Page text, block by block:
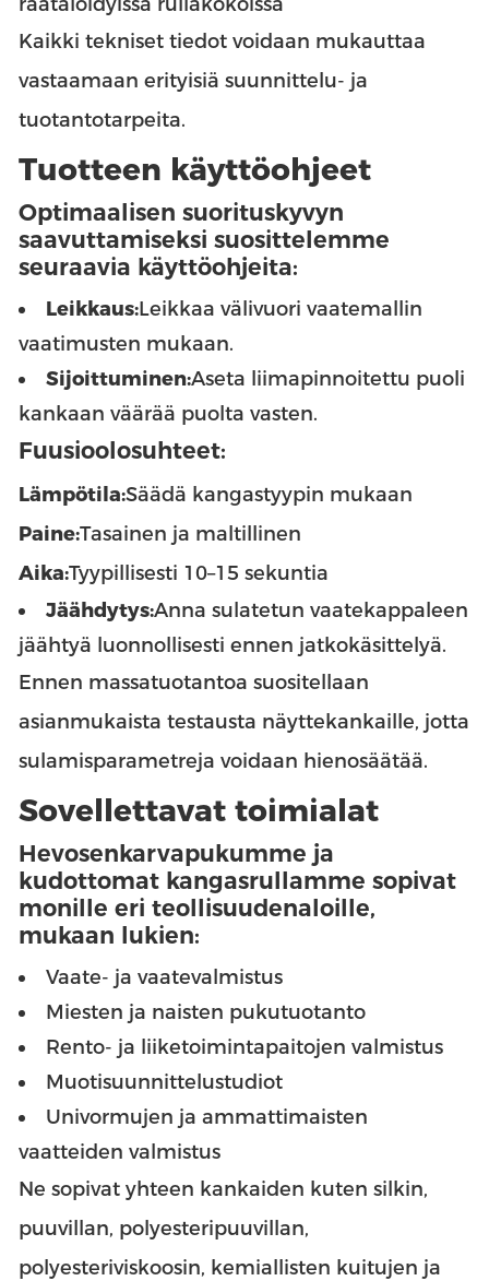
Kaikki tekniset tiedot voidaan mukauttaa
vastaamaan erityisiä suunnittelu- ja
tuotantotarpeita.
Tuotteen käyttöohjeet
Optimaalisen suorituskyvyn
saavuttamiseksi suosittelemme
seuraavia käyttöohjeita:
Leikkaus:Leikkaa välivuori vaatemallin
vaatimusten mukaan.
Sijoittuminen:Aseta liimapinnoitettu puoli
kankaan väärää puolta vasten.
Fuusioolosuhteet:
Lämpötila:Säädä kangastyypin mukaan
Paine:Tasainen ja maltillinen
Aika:Tyypillisesti 10–15 sekuntia
Jäähdytys:Anna sulatetun vaatekappaleen
jäähtyä luonnollisesti ennen jatkokäsittelyä.
Ennen massatuotantoa suositellaan
asianmukaista testausta näyttekankaille, jotta
sulamisparametreja voidaan hienosäätää.
Sovellettavat toimialat
Hevosenkarvapukumme ja
kudottomat kangasrullamme sopivat
monille eri teollisuudenaloille,
mukaan lukien:
Vaate- ja vaatevalmistus
Miesten ja naisten pukutuotanto
Rento- ja liiketoimintapaitojen valmistus
Muotisuunnittelustudiot
Univormujen ja ammattimaisten
vaatteiden valmistus
Ne sopivat yhteen kankaiden kuten silkin,
puuvillan, polyesteripuuvillan,
polyesteriviskoosin, kemiallisten kuitujen ja